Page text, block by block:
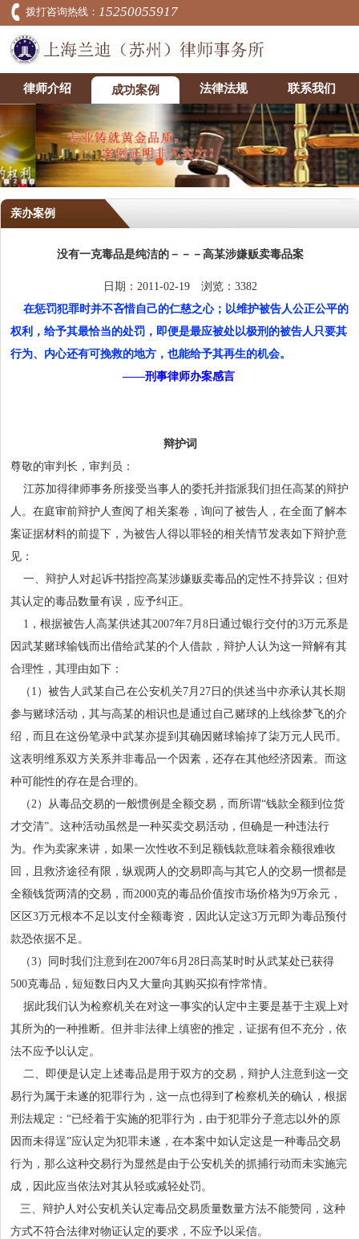
拨打咨询热线： 15250055917
律师介绍 成功案例 法律法规 联系我们
亲办案例
没有一克毒品是纯洁的－－－高某涉嫌贩卖毒品案
日期：2011-02-19 浏览：3382
在惩罚犯罪时并不吝惜自己的仁慈之心；以维护被告人公正公平的
权利，给予其最恰当的处罚，即便是最应被处以极刑的被告人只要其
行为、内心还有可挽救的地方，也能给予其再生的机会。
——刑事律师办案感言
辩护词
尊敬的审判长，审判员：
江苏加得律师事务所接受当事人的委托并指派我们担任高某的辩护
人。在庭审前辩护人查阅了相关案卷，询问了被告人，在全面了解本
案证据材料的前提下，为被告人得以罪轻的相关情节发表如下辩护意
见：
一、辩护人对起诉书指控高某涉嫌贩卖毒品的定性不持异议；但对
其认定的毒品数量有误，应予纠正。
1，根据被告人高某供述其2007年7月8日通过银行交付的3万元系是
因武某赌球输钱而出借给武某的个人借款，辩护人认为这一辩解有其
合理性，其理由如下：
（1）被告人武某自己在公安机关7月27日的供述当中亦承认其长期
参与赌球活动，其与高某的相识也是通过自己赌球的上线徐梦飞的介
绍，而且在这份笔录中武某亦提到其确因赌球输掉了柒万元人民币。
这表明维系双方关系并非毒品一个因素，还存在其他经济因素。而这
种可能性的存在是合理的。
（2）从毒品交易的一般惯例是全额交易，而所谓“钱款全额到位货
才交清”。这种活动虽然是一种买卖交易活动，但确是一种违法行
为。作为卖家来讲，如果一次性收不到足额钱款意味着余额很难收
回，且救济途径有限，纵观两人的交易即高与其它人的交易一惯都是
全额钱货两清的交易，而2000克的毒品价值按市场价格为9万余元，
区区3万元根本不足以支付全额毒资，因此认定这3万元即为毒品预付
款恐依据不足。
（3）同时我们注意到在2007年6月28日高某时时从武某处已获得
500克毒品，短短数日内又大量向其购买拟有悖常情。
据此我们认为检察机关在对这一事实的认定中主要是基于主观上对
其所为的一种推断。但并非法律上缜密的推定，证据有但不充分，依
法不应予以认定。
二、即便是认定上述毒品是用于双方的交易，辩护人注意到这一交
易行为属于未遂的犯罪行为，这一点也得到了检察机关的确认，根据
刑法规定：“已经着于实施的犯罪行为，由于犯罪分子意志以外的原
因而未得逞”应认定为犯罪未遂，在本案中如认定这是一种毒品交易
行为，那么这种交易行为显然是由于公安机关的抓捕行动而未实施完
成，因此应当依法对其从轻或减轻处罚。
三、辩护人对公安机关认定毒品交易质量数量方法不能赞同，这种
方式不符合法律对物证认定的要求，不应予以采信。